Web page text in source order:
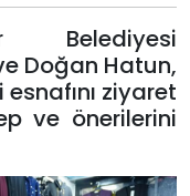
Belediyesi
Doğan Hatun,
ziyaret
ve önerilerini